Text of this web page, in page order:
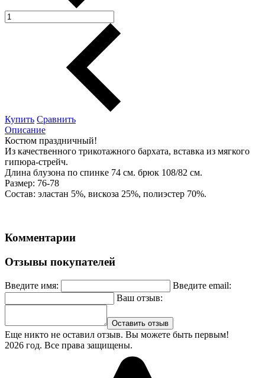
Купить Сравнить
Описание
Костюм праздничный!
Из качественного трикотажного бархата, вставка из мягкого
гипюра-стрейч.
Длина блузона по спинке 74 см. брюк 108/82 см.
Размер: 76-78
Состав: эластан 5%, вискоза 25%, полиэстер 70%.
Комментарии
Отзывы покупателей
Введите имя:
Введите email:
Ваш отзыв:
Оставить отзыв
Еще никто не оставил отзыв. Вы можете быть первым!
2026 год. Все права защищены.